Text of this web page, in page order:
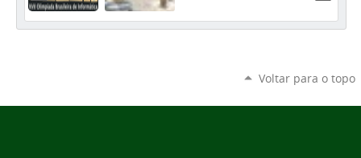
Voltar para o topo